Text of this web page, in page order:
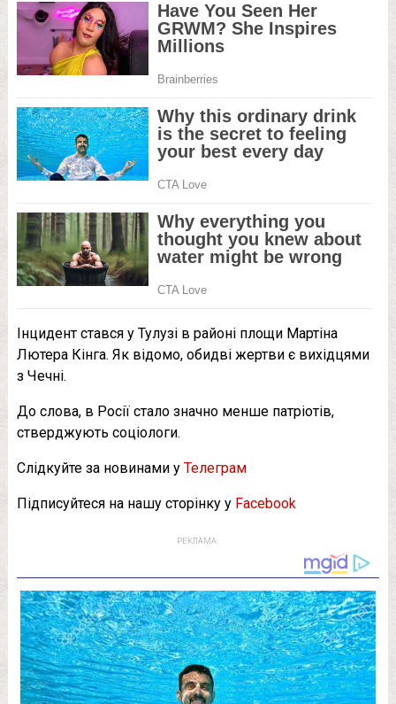
Інцидент стався у Тулузі в районі площи Мартіна
Лютера Кінга. Як відомо, обидві жертви є вихідцями
з Чечні.
До слова, в Росії стало значно менше патріотів,
стверджують соціологи.
Слідкуйте за новинами у Телеграм
Підписуйтеся на нашу сторінку у Facebook
РЕКЛАМА: